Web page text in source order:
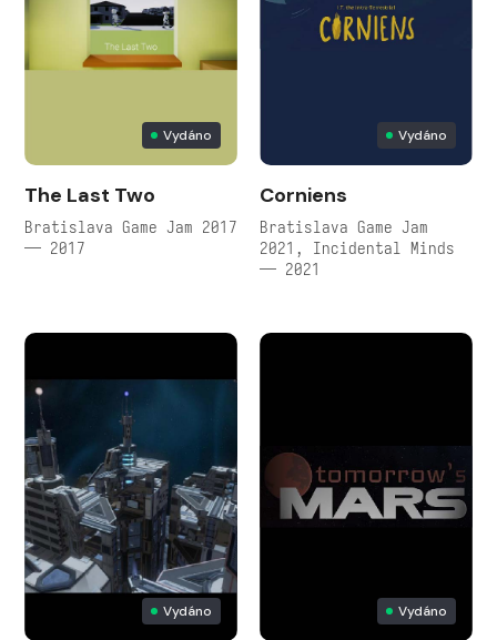
Vydáno
The Last Two
Bratislava Game Jam 2017
— 2017
Vydáno
Corniens
Bratislava Game Jam
2021, Incidental Minds
— 2021
Vydáno Vydáno